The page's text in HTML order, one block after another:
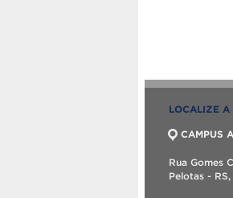
LOCALIZE A
CAMPUS
Rua Gomes
Pelotas -